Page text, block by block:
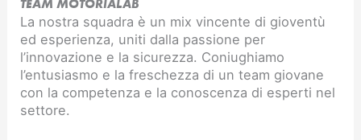
TEAM MOTORIALAB
La nostra squadra è un mix vincente di gioventù
ed esperienza, uniti dalla passione per
l’innovazione e la sicurezza. Coniughiamo
l’entusiasmo e la freschezza di un team giovane
con la competenza e la conoscenza di esperti nel
settore.